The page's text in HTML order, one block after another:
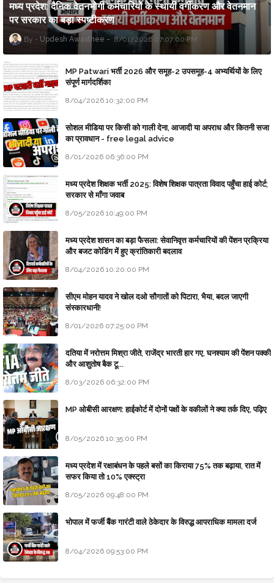
मध्य प्रदेश: दैनिक वेतनभोगी कर्मचारियों के स्थायी वर्गीकरण और वेतनमान
पर सरकार का बड़ा स्पष्टीकरण
Updesh Awasthee 8/01/2026 07:07:00 PM
MP Patwari भर्ती 2026 और समूह-2 उपसमूह-4 अभ्यर्थियों के लिए
संपूर्ण मार्गदर्शिका
8/04/2026 10:32:00 PM
सोशल मीडिया पर किसी को गाली देना, आजादी या अपराध और कितनी सजा
का प्रावधान - free legal advice
8/01/2026 06:36:00 PM
मध्य प्रदेश शिक्षक भर्ती 2025: विशेष शिक्षक पात्रता विवाद पहुँचा हाई कोर्ट;
सरकार से माँगा जवाब
8/05/2026 10:49:00 PM
मध्य प्रदेश शासन का बड़ा फैसला: सेवानिवृत्त कर्मचारियों की पेंशन प्रक्रिया
और बजट कोडिंग में हुए क्रांतिकारी बदलाव
8/04/2026 10:20:00 PM
सीएम मोहन यादव ने खोल दओ सौगातों को पिटारा, भैया, बदल जाएगी
संस्कारधानी!
8/01/2026 07:25:00 PM
दतिया में नरोत्तम मिश्रा जीते, राजेंद्र भारती हार गए, घनश्याम की पेंशन पक्की
और आशुतोष बैक टू...
8/03/2026 06:32:00 PM
MP ओबीसी आरक्षण: हाईकोर्ट में दोनों पक्षों के वकीलों ने क्या तर्क दिए, पढ़िए
8/05/2026 10:35:00 PM
मध्य प्रदेश में रक्षाबंधन के पहले बसों का किराया 75% तक बढ़ाया, रात में
सफर किया तो 10% एक्स्ट्रा
8/05/2026 09:48:00 PM
भोपाल में फर्जी बैंक गारंटी वाले ठेकेदार के विरुद्ध आपराधिक मामला दर्ज
8/04/2026 09:53:00 PM